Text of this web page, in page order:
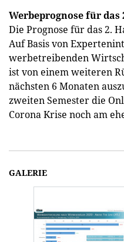
Werbeprognose für
Die Prognose für das 2.
Auf Basis von
werbetreibenden
ist von einem weiteren
nächsten 6 Monaten
zweiten Semester die
Corona Krise noch am
GALERIE